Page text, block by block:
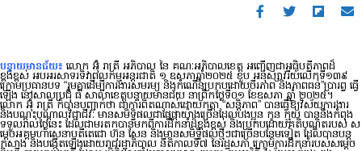
បន្ទាយមានជ័យ៖ លោក អ៊ុំ រាត្រី អភិបាល នៃ គណៈអភិបាលខេត្ត អញ្ជើញជាអធិបតីភាពដ៏
ខ្ពង់ខ្ពស់ អបអរសាទរទិវាពលកម្មអន្តរជាតិ ១ ឧសភាឆ្នាំ២០២៥ ខួប អនុស្សាវរីយ៍លើកទី១៣៩
ក្រោមប្រធានបទ “រួមគ្នាដើម្បីការងារសមរម្យ និងកំណើនប្រកបដោយចីរភាព និងភាពធន់”ប្រារព្ធ ធ្វើ
ឡើង នៅសាលប្រជុំ ធំ សាលាខេត្តបន្ទាយមានជ័យ នាព្រឹកថ្ងៃទី០១ ខែឧសភា ឆ្នាំ ២០២៥។
លោក អ៊ុំ រាត្រី ក៏បានបញ្ជាក់ថា ជាការពិតណាស់ដោយកត្តា “សន្តិភាព” បានធ្វេីឱ្យវិស័យការងារ
និងបណ្តុះបណ្តាលវិជ្ជាជីវៈ មានសមិទ្ធិផលជាផ្លែផ្កាយ៉ាងច្រើនដែលបងប្អូន កូន ក្មួយ បាននឹងកំពុង
ទទួលរាល់ថ្ងៃនេះ ដែលជាមរតកបានមកពីការដឹកនាំដ៏ខ្ពង់ខ្ពស់ និងប្រកបដោយគតិបណ្ឌិតរបស់ ស
ម្តេចអគ្គមហាសេនាបតីតេជោ ហ៊ុន សែន និងមានសមិទ្ធិផលថ្មីៗជាច្រើនបន្ថែមទៀត ដែលបានបន្ត
កសាង និងបង្កើតឡើងដោយរាជរដ្ឋាភិបាល នីតិកាលទី៧ នៃរដ្ឋសភា ក្រោមការដឹកនាំរបស់សម្តេច